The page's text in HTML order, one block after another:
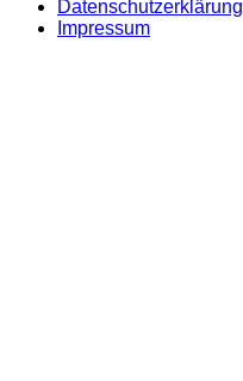
Datenschutzerklärung
Impressum